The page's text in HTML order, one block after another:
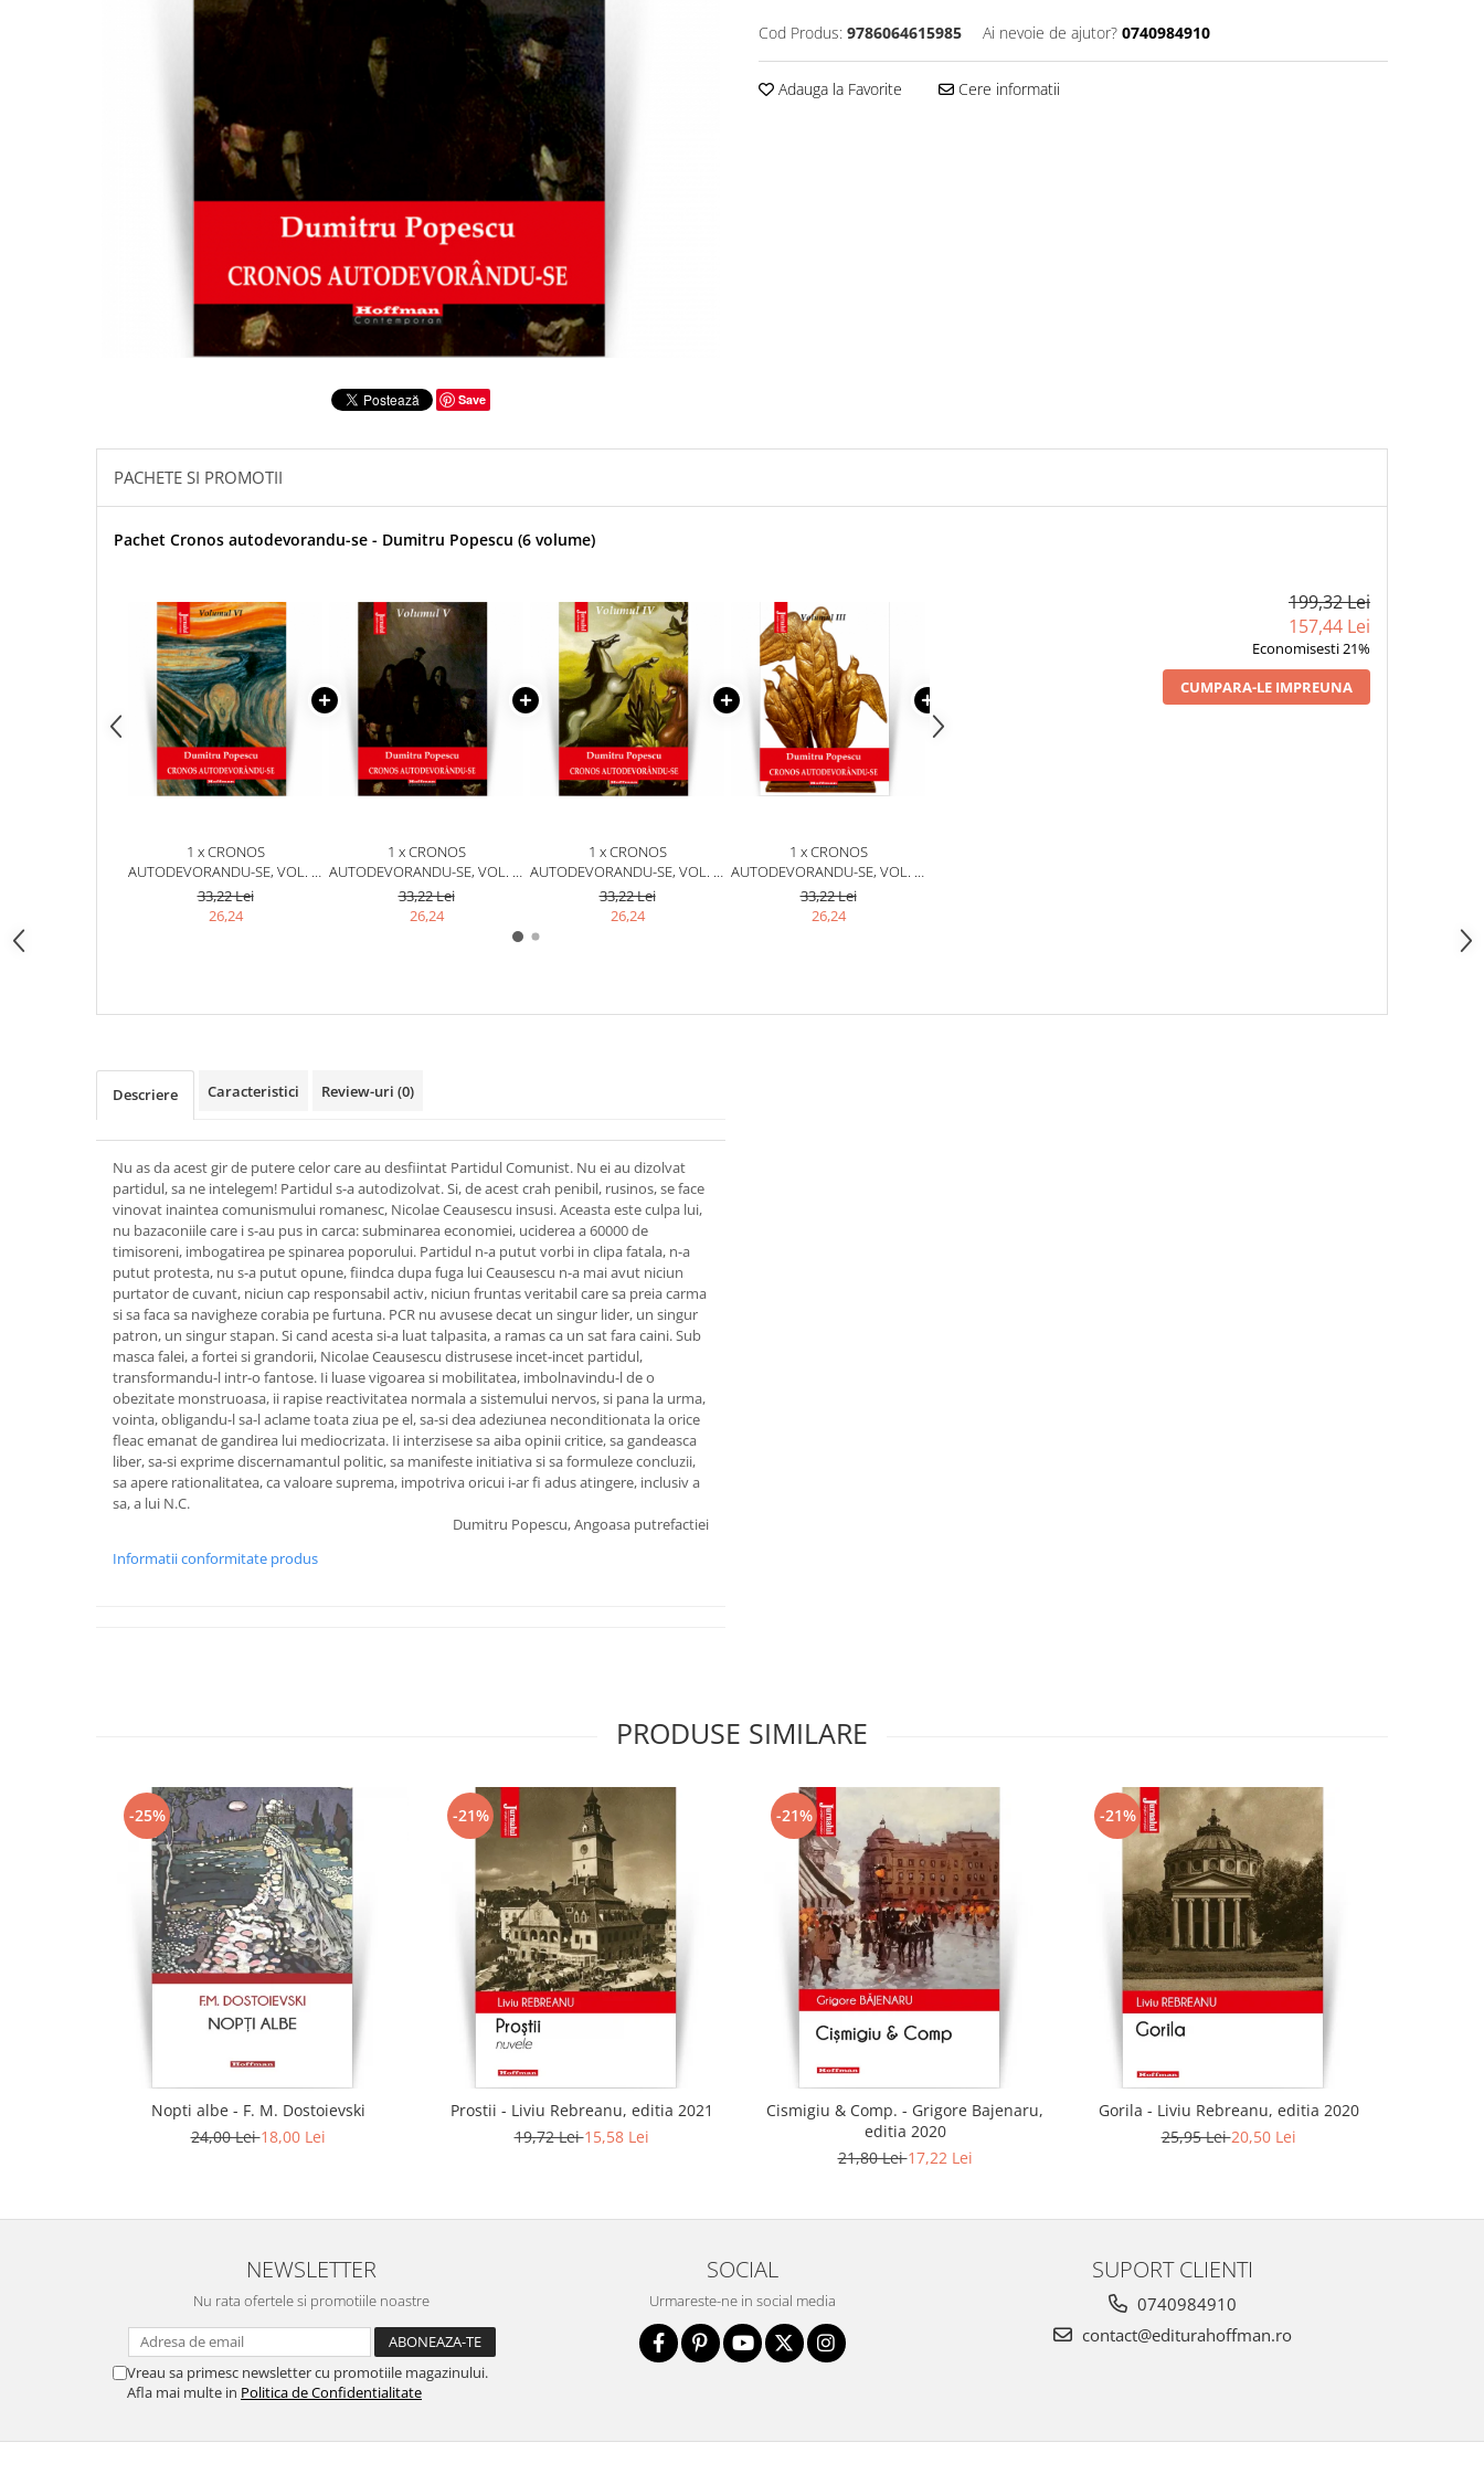
Publicistica / Reportaje / Interviuri
Save
Cod Produs: 9786064615985 Ai nevoie de ajutor? 0740984910
Adauga la Favorite Cere informatii
PACHETE SI PROMOTII
Pachet Cronos autodevorandu-se - Dumitru Popescu (6 volume)
1 x CRONOS
AUTODEVORANDU-SE, VOL. 6,
DISPERAREA LIBERTATII -
DUMITRU POPESCU
33,22 Lei
26,24
1 x CRONOS
AUTODEVORANDU-SE, VOL. 5,
REDUCTIA CELULARA -
DUMITRU POPESCU
33,22 Lei
26,24
1 x CRONOS
AUTODEVORANDU-SE, VOL. 4,
ANGOASA PUTREFACTIEI -
DUMITRU POPESCU
33,22 Lei
26,24
1 x CRONOS
AUTODEVORANDU-SE, VOL. 3,
ARTELE IN MECENATUL
ETATIST - DUMITRU POPESCU
33,22 Lei
26,24
199,32 Lei
157,44 Lei
Economisesti 21%
CUMPARA-LE IMPREUNA
Descriere Caracteristici Review-uri (0)
Nu as da acest gir de putere celor care au desfiintat Partidul Comunist. Nu ei au dizolvat
partidul, sa ne intelegem! Partidul s-a autodizolvat. Si, de acest crah penibil, rusinos, se face
vinovat inaintea comunismului romanesc, Nicolae Ceausescu insusi. Aceasta este culpa lui,
nu bazaconiile care i s-au pus in carca: subminarea economiei, uciderea a 60000 de
timisoreni, imbogatirea pe spinarea poporului. Partidul n-a putut vorbi in clipa fatala, n-a
putut protesta, nu s-a putut opune, fiindca dupa fuga lui Ceausescu n-a mai avut niciun
purtator de cuvant, niciun cap responsabil activ, niciun fruntas veritabil care sa preia carma
si sa faca sa navigheze corabia pe furtuna. PCR nu avusese decat un singur lider, un singur
patron, un singur stapan. Si cand acesta si-a luat talpasita, a ramas ca un sat fara caini. Sub
masca falei, a fortei si grandorii, Nicolae Ceausescu distrusese incet-incet partidul,
transformandu-l intr-o fantose. Ii luase vigoarea si mobilitatea, imbolnavindu-l de o
obezitate monstruoasa, ii rapise reactivitatea normala a sistemului nervos, si pana la urma,
vointa, obligandu-l sa-l aclame toata ziua pe el, sa-si dea adeziunea neconditionata la orice
fleac emanat de gandirea lui mediocrizata. Ii interzisese sa aiba opinii critice, sa gandeasca
liber, sa-si exprime discernamantul politic, sa manifeste initiativa si sa formuleze concluzii,
sa apere rationalitatea, ca valoare suprema, impotriva oricui i-ar fi adus atingere, inclusiv a
sa, a lui N.C.
Dumitru Popescu, Angoasa putrefactiei
Informatii conformitate produs
PRODUSE SIMILARE
-25%
Nopti albe - F. M. Dostoievski
24,00 Lei18,00 Lei
-21%
Prostii - Liviu Rebreanu, editia 2021
19,72 Lei15,58 Lei
-21%
Cismigiu & Comp. - Grigore Bajenaru,
editia 2020
21,80 Lei17,22 Lei
-21%
Gorila - Liviu Rebreanu, editia 2020
25,95 Lei20,50 Lei
NEWSLETTER
Nu rata ofertele si promotiile noastre
Vreau sa primesc newsletter cu promotiile magazinului.
Afla mai multe in Politica de Confidentialitate
SOCIAL
Urmareste-ne in social media
SUPORT CLIENTI
0740984910
contact@editurahoffman.ro